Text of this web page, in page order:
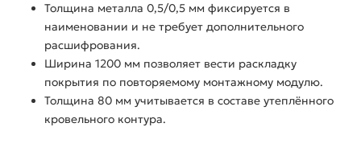
Толщина металла 0,5/0,5 мм фиксируется в
наименовании и не требует дополнительного
расшифрования.
Ширина 1200 мм позволяет вести раскладку
покрытия по повторяемому монтажному модулю.
Толщина 80 мм учитывается в составе утеплённого
кровельного контура.